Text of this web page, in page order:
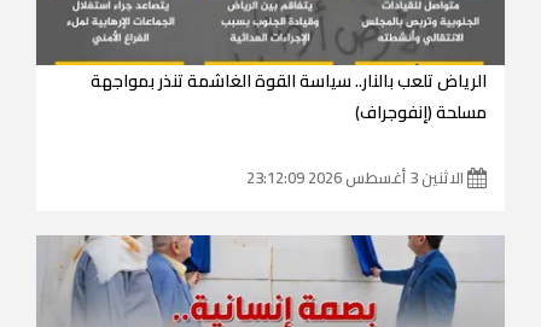
الرياض تلعب بالنار.. سياسة القوة الغاشمة تنذر بمواجهة
مسلحة (إنفوجراف)
الاثنين 3 أغسطس 2026 23:12:09